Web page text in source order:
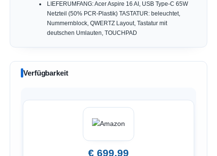
LIEFERUMFANG: Acer Aspire 16 AI, USB Type-C 65W
Netzteil (50% PCR-Plastik) TASTATUR: beleuchtet,
Nummernblock, QWERTZ Layout, Tastatur mit
deutschen Umlauten, TOUCHPAD
Verfügbarkeit
€ 699,99